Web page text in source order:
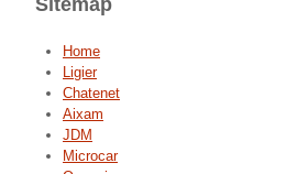
Home
Ligier
Chatenet
Aixam
JDM
Microcar